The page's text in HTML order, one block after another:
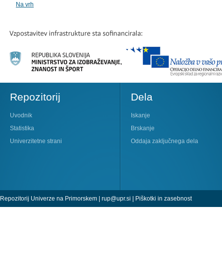
Na vrh
Repozitorij
Uvodnik
Statistika
Univerzitetne strani
Dela
Iskanje
Brskanje
Oddaja zaključnega dela
Repozitorij Univerze na Primorskem | rup@upr.si | Piškotki in zasebnost